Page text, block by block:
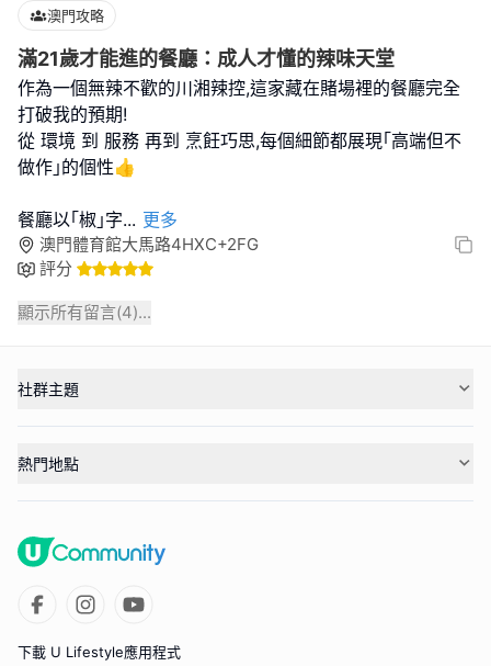
澳門攻略
滿21歲才能進的餐廳：成人才懂的辣味天堂
作為一個無辣不歡的川湘辣控,這家藏在賭場裡的餐廳完全
打破我的預期!
從 環境 到 服務 再到 烹飪巧思,每個細節都展現｢高端但不
做作｣的個性👍
餐廳以｢椒｣字... 更多
澳門體育館大馬路4HXC+2FG
評分
顯示所有留言(4)...
社群主題
熱門地點
下載 U Lifestyle應用程式